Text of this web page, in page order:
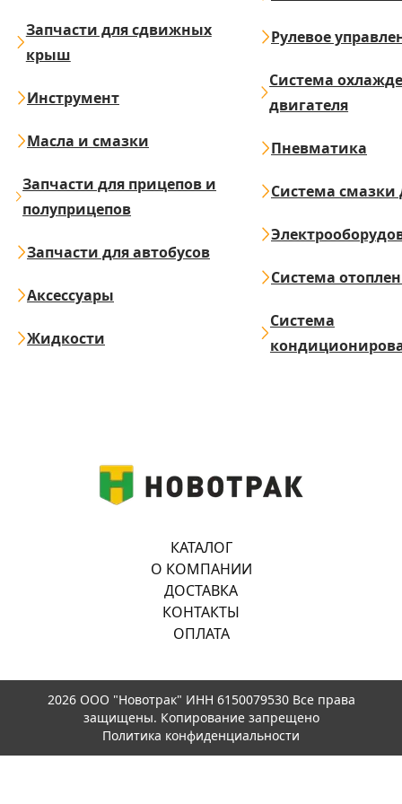
Запчасти для сдвижных
крыш
Инструмент
Масла и смазки
Запчасти для прицепов и
полуприцепов
Запчасти для автобусов
Аксессуары
Жидкости
Рулевое
Система
двигателя
Пневматика
Система смазки
Система
Система
КАТАЛОГ
О КОМПАНИИ
ДОСТАВКА
КОНТАКТЫ
ОПЛАТА
2026 ООО "Новотрак" ИНН 6150079530 Все права
защищены. Копирование запрещено
Политика конфиденциальности